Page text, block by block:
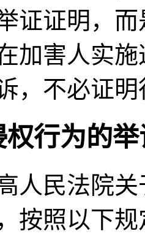
证证明，
加害人实
，不必证
行为的
民法院关
按照以下